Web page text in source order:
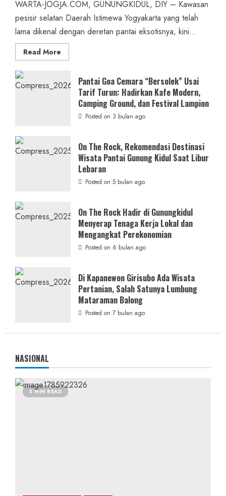
3 MIN READ
458 Atlet dari Tujuh Provinsi Meramaikan
Kejuaraan Sepatu Roda Bupati
Gunungkidul Cup III di Pantai Sepanjang
Music
Dua Lagu Karya Pangdam VI/Mulawarman
Posted on 23 jam ago
WARTA-JOGJA.COM, GUNUNGKIDUL, DIY – Kawasan
pesisir selatan Daerah Istimewa Yogyakarta yang telah
lama dikenal dengan deretan pantai eksotisnya, kini...
Read More
more
THE
ROCK
Gunungkidul
Hadirkan
Konsep
Wisata
Kekinian
Pantai Goa Cemara “Bersolek” Usai
Tarif Turun: Hadirkan Kafe Modern,
Camping Ground, dan Festival Lampion
Posted on 3 bulan ago
On The Rock, Rekomendasi Destinasi
Wisata Pantai Gunung Kidul Saat Libur
Lebaran
Posted on 5 bulan ago
On The Rock Hadir di Gunungkidul
Menyerap Tenaga Kerja Lokal dan
Mengangkat Perekonomian
Posted on 6 bulan ago
Di Kapanewon Girisubo Ada Wisata
Pertanian, Salah Satunya Lumbung
Mataraman Balong
Posted on 7 bulan ago
NASIONAL
2 MIN READ